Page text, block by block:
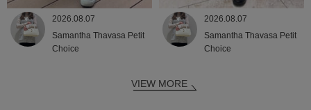
2026.08.07
Samantha Thavasa Petit
Choice
2026.08.07
Samantha Thavasa Petit
Choice
VIEW MORE